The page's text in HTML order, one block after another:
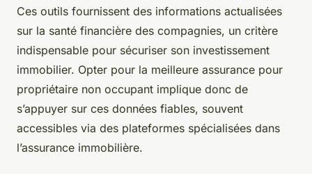
Ces outils fournissent des informations actualisées
sur la santé financière des compagnies, un critère
indispensable pour sécuriser son investissement
immobilier. Opter pour la meilleure assurance pour
propriétaire non occupant implique donc de
s’appuyer sur ces données fiables, souvent
accessibles via des plateformes spécialisées dans
l’assurance immobilière.